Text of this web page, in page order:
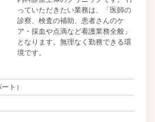
っていただきたい業務は、「医師の
診察、検査の補助、患者さんのケ
ア・採血や点滴など看護業務全般」
となります。無理なく勤務できる環
境です。
ト）